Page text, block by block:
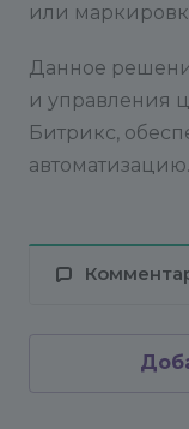
или
Данное
и управления
Битрикс,
автоматизацию.